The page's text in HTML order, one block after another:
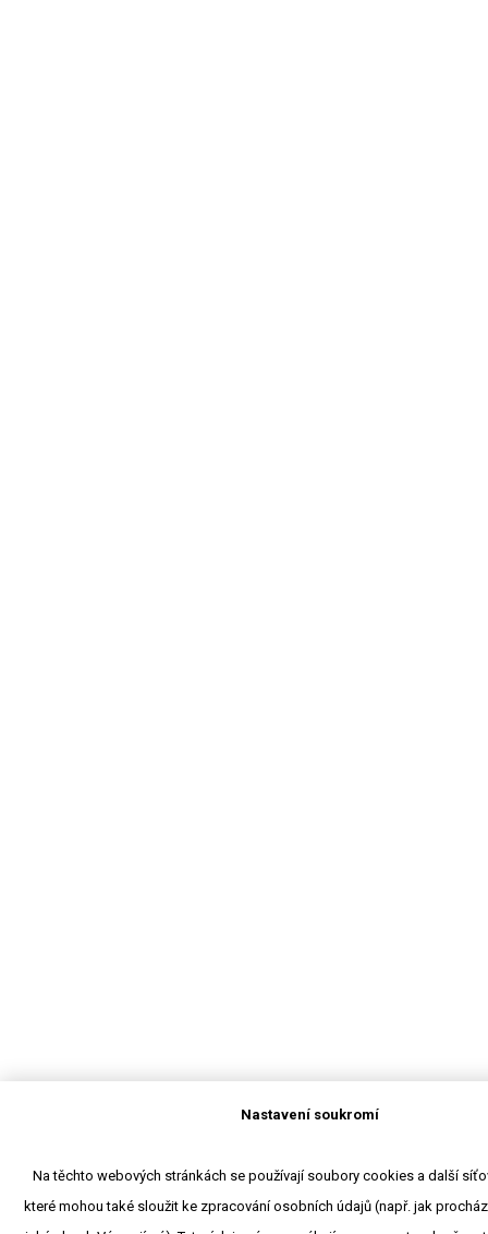
Nastavení soukromí
Na těchto webových stránkách se používají soubory cookies a další
které mohou také sloužit ke zpracování osobních údajů (např. jak